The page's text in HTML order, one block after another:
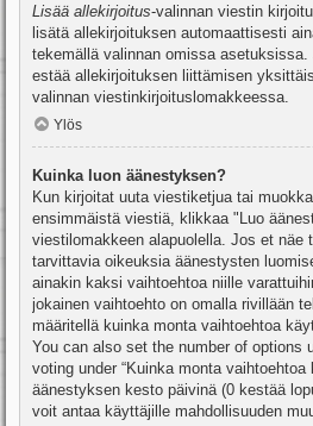
Lisää allekirjoitus-valinnan viestin
lisätä allekirjoituksen automaattisesti
tekemällä valinnan omissa
estää allekirjoituksen liittämisen
valinnan viestinkirjoituslomakkeessa.
Ylös
Kuinka luon äänestyksen?
Kun kirjoitat uuta viestiketjua tai
ensimmäistä viestiä, klikkaa "Luo
viestilomakkeen alapuolella. Jos et näe
tarvittavia oikeuksia äänestysten
ainakin kaksi vaihtoehtoa niille
jokainen vaihtoehto on omalla rivillään
määritellä kuinka monta vaihtoehtoa
You can also set the number of options
voting under “Kuinka monta vaihtoehtoa
äänestyksen kesto päivinä (0 kestää
voit antaa käyttäjille mahdollisuuden